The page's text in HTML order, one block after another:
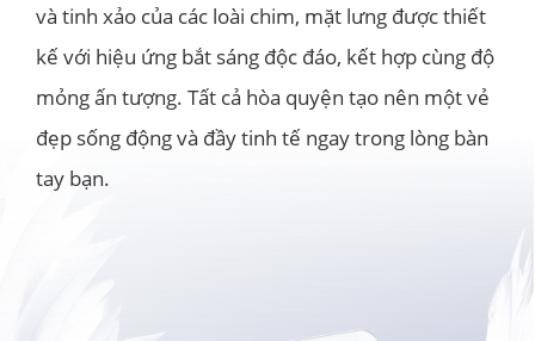
và tinh xảo của các loài chim, mặt lưng được thiết
kế với hiệu ứng bắt sáng độc đáo, kết hợp cùng độ
mỏng ấn tượng. Tất cả hòa quyện tạo nên một vẻ
đẹp sống động và đầy tinh tế ngay trong lòng bàn
tay bạn.